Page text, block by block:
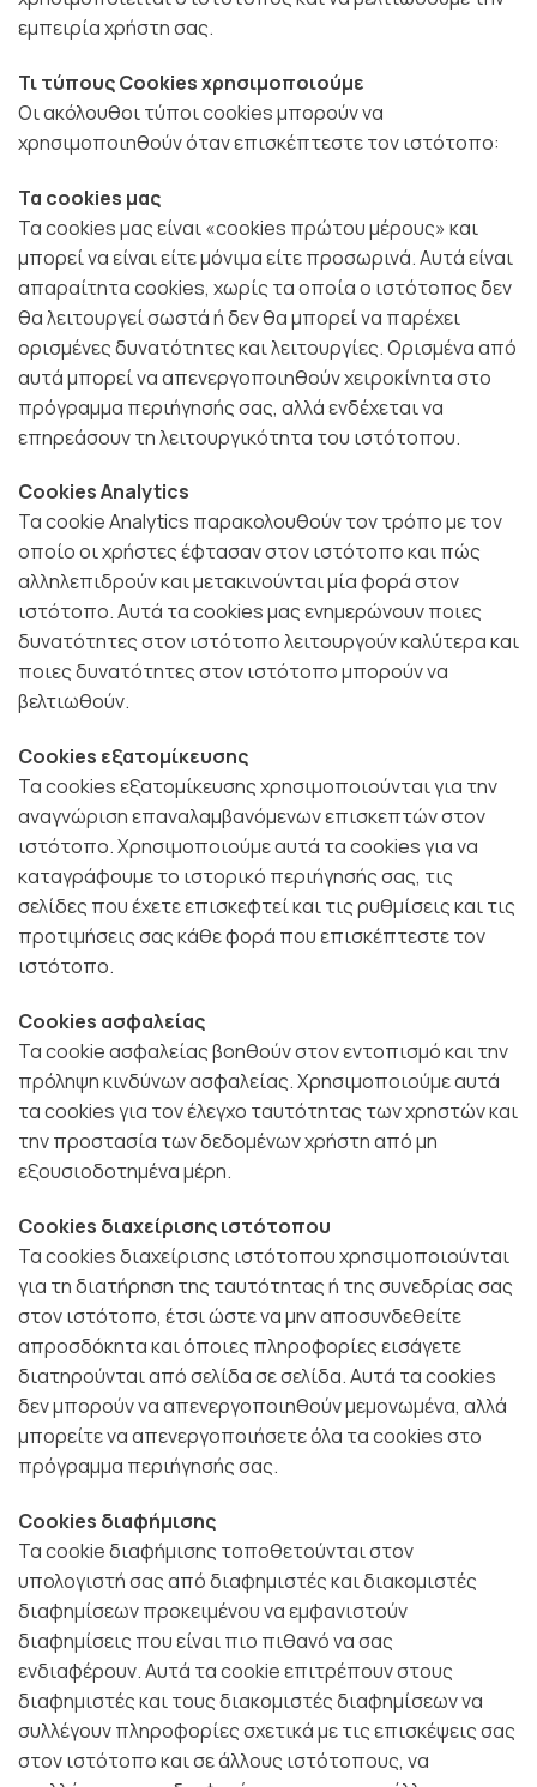
εμπειρία χρήστη σας.
Τι τύπους Cookies χρησιμοποιούμε
Οι ακόλουθοι τύποι cookies μπορούν να
χρησιμοποιηθούν όταν επισκέπτεστε τον ιστότοπο:
Τα cookies μας
Τα cookies μας είναι «cookies πρώτου μέρους» και
μπορεί να είναι είτε μόνιμα είτε προσωρινά. Αυτά είναι
απαραίτητα cookies, χωρίς τα οποία ο ιστότοπος δεν
θα λειτουργεί σωστά ή δεν θα μπορεί να παρέχει
ορισμένες δυνατότητες και λειτουργίες. Ορισμένα από
αυτά μπορεί να απενεργοποιηθούν χειροκίνητα στο
πρόγραμμα περιήγησής σας, αλλά ενδέχεται να
επηρεάσουν τη λειτουργικότητα του ιστότοπου.
Cookies Analytics
Τα cookie Analytics παρακολουθούν τον τρόπο με τον
οποίο οι χρήστες έφτασαν στον ιστότοπο και πώς
αλληλεπιδρούν και μετακινούνται μία φορά στον
ιστότοπο. Αυτά τα cookies μας ενημερώνουν ποιες
δυνατότητες στον ιστότοπο λειτουργούν καλύτερα και
ποιες δυνατότητες στον ιστότοπο μπορούν να
βελτιωθούν.
Cookies εξατομίκευσης
Τα cookies εξατομίκευσης χρησιμοποιούνται για την
αναγνώριση επαναλαμβανόμενων επισκεπτών στον
ιστότοπο. Χρησιμοποιούμε αυτά τα cookies για να
καταγράφουμε το ιστορικό περιήγησής σας, τις
σελίδες που έχετε επισκεφτεί και τις ρυθμίσεις και τις
προτιμήσεις σας κάθε φορά που επισκέπτεστε τον
ιστότοπο.
Cookies ασφαλείας
Τα cookie ασφαλείας βοηθούν στον εντοπισμό και την
πρόληψη κινδύνων ασφαλείας. Χρησιμοποιούμε αυτά
τα cookies για τον έλεγχο ταυτότητας των χρηστών και
την προστασία των δεδομένων χρήστη από μη
εξουσιοδοτημένα μέρη.
Cookies διαχείρισης ιστότοπου
Τα cookies διαχείρισης ιστότοπου χρησιμοποιούνται
για τη διατήρηση της ταυτότητας ή της συνεδρίας σας
στον ιστότοπο, έτσι ώστε να μην αποσυνδεθείτε
απροσδόκητα και όποιες πληροφορίες εισάγετε
διατηρούνται από σελίδα σε σελίδα. Αυτά τα cookies
δεν μπορούν να απενεργοποιηθούν μεμονωμένα, αλλά
μπορείτε να απενεργοποιήσετε όλα τα cookies στο
πρόγραμμα περιήγησής σας.
Cookies διαφήμισης
Τα cookie διαφήμισης τοποθετούνται στον
υπολογιστή σας από διαφημιστές και διακομιστές
διαφημίσεων προκειμένου να εμφανιστούν
διαφημίσεις που είναι πιο πιθανό να σας
ενδιαφέρουν. Αυτά τα cookie επιτρέπουν στους
διαφημιστές και τους διακομιστές διαφημίσεων να
συλλέγουν πληροφορίες σχετικά με τις επισκέψεις σας
στον ιστότοπο και σε άλλους ιστότοπους, να